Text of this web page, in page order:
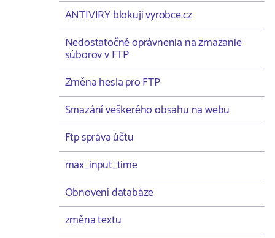
ANTIVIRY blokuji vyrobce.cz
Nedostatočné oprávnenia na zmazanie
súborov v FTP
Změna hesla pro FTP
Smazání veškerého obsahu na webu
Ftp správa účtu
max_input_time
Obnovení databáze
změna textu